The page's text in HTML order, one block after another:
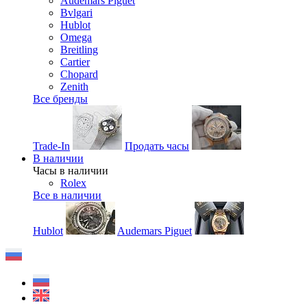
Bvlgari
Hublot
Omega
Breitling
Cartier
Chopard
Zenith
Все бренды
Trade-In
Продать часы
В наличии
Часы в наличии
Rolex
Все в наличии
Hublot Audemars Piguet